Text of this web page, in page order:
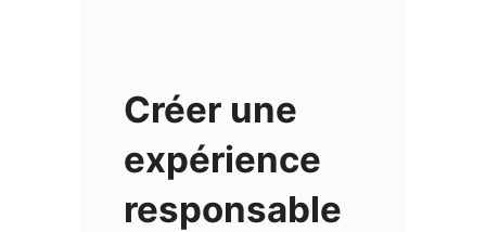
Créer une
expérience
responsable